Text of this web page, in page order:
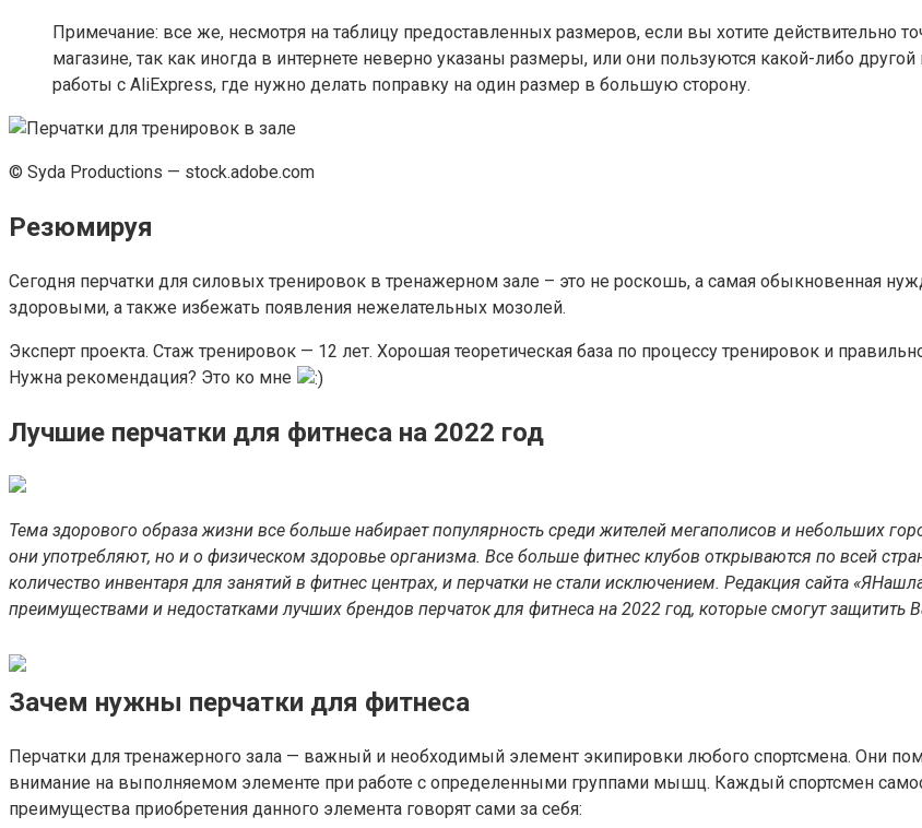
Примечание: все же, несмотря на таблицу предоставленных размеров, если вы хотите действительно
магазине, так как иногда в интернете неверно указаны размеры, или они пользуются какой-либо
работы с AliExpress, где нужно делать поправку на один размер в большую сторону.
© Syda Productions — stock.adobe.com
Резюмируя
Сегодня перчатки для силовых тренировок в тренажерном зале – это не роскошь, а самая обыкновенная
здоровыми, а также избежать появления нежелательных мозолей.
Эксперт проекта. Стаж тренировок — 12 лет. Хорошая теоретическая база по процессу тренировок и
Нужна рекомендация? Это ко мне
Лучшие перчатки для фитнеса на 2022 год
Тема здорового образа жизни все больше набирает популярность среди жителей мегаполисов и небольших
они употребляют, но и о физическом здоровье организма. Все больше фитнес клубов открываются по всей
количество инвентаря для занятий в фитнес центрах, и перчатки не стали исключением. Редакция сайта
преимуществами и недостатками лучших брендов перчаток для фитнеса на 2022 год, которые смогут защитить
Зачем нужны перчатки для фитнеса
Перчатки для тренажерного зала — важный и необходимый элемент экипировки любого спортсмена. Они
внимание на выполняемом элементе при работе с определенными группами мышц. Каждый спортсмен
преимущества приобретения данного элемента говорят сами за себя: